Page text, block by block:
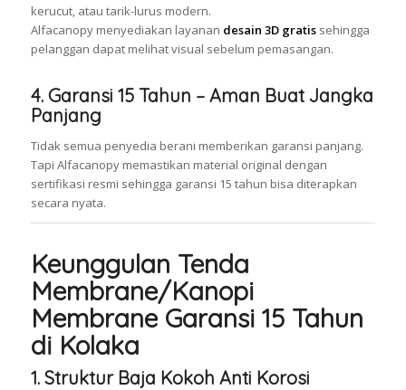
kerucut, atau tarik-lurus modern.
Alfacanopy menyediakan layanan desain 3D gratissehingga
pelanggan dapat melihat visual sebelum pemasangan.
4. Garansi 15 Tahun – Aman Buat Jangka
Panjang
Tidak semua penyedia berani memberikan garansi panjang.
Tapi Alfacanopy memastikan material original dengan
sertifikasi resmi sehingga garansi 15 tahun bisa diterapkan
secara nyata.
Keunggulan Tenda
Membrane/Kanopi
Membrane Garansi 15 Tahun
di Kolaka
1. Struktur Baja Kokoh Anti Korosi